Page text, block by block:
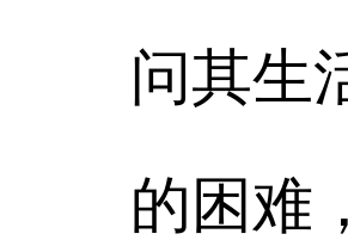
问其生
的困难